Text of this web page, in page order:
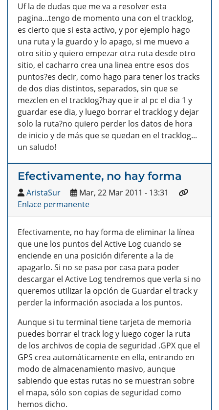
Uf la de dudas que me va a resolver esta
pagina...tengo de momento una con el tracklog,
es cierto que si esta activo, y por ejemplo hago
una ruta y la guardo y lo apago, si me muevo a
otro sitio y quiero empezar otra ruta desde otro
sitio, el cacharro crea una linea entre esos dos
puntos?es decir, como hago para tener los tracks
de dos dias distintos, separados, sin que se
mezclen en el tracklog?hay que ir al pc el dia 1 y
guardar ese dia, y luego borrar el tracklog y dejar
solo la ruta?no quiero perder los datos de hora
de inicio y de más que se quedan en el tracklog...
un saludo!
Efectivamente, no hay forma
AristaSur
Mar, 22 Mar 2011 - 13:31
Enlace permanente
Efectivamente, no hay forma de eliminar la línea
que une los puntos del Active Log cuando se
enciende en una posición diferente a la de
apagarlo. Si no se pasa por casa para poder
descargar el Active Log tendremos que verla si no
queremos utilizar la opción de Guardar el track y
perder la información asociada a los puntos.
Aunque si tu terminal tiene tarjeta de memoria
puedes borrar el track log y luego coger la ruta
de los archivos de copia de seguridad .GPX que el
GPS crea automáticamente en ella, entrando en
modo de almacenamiento masivo, aunque
sabiendo que estas rutas no se muestran sobre
el mapa, sólo son copias de seguridad como
hemos dicho.